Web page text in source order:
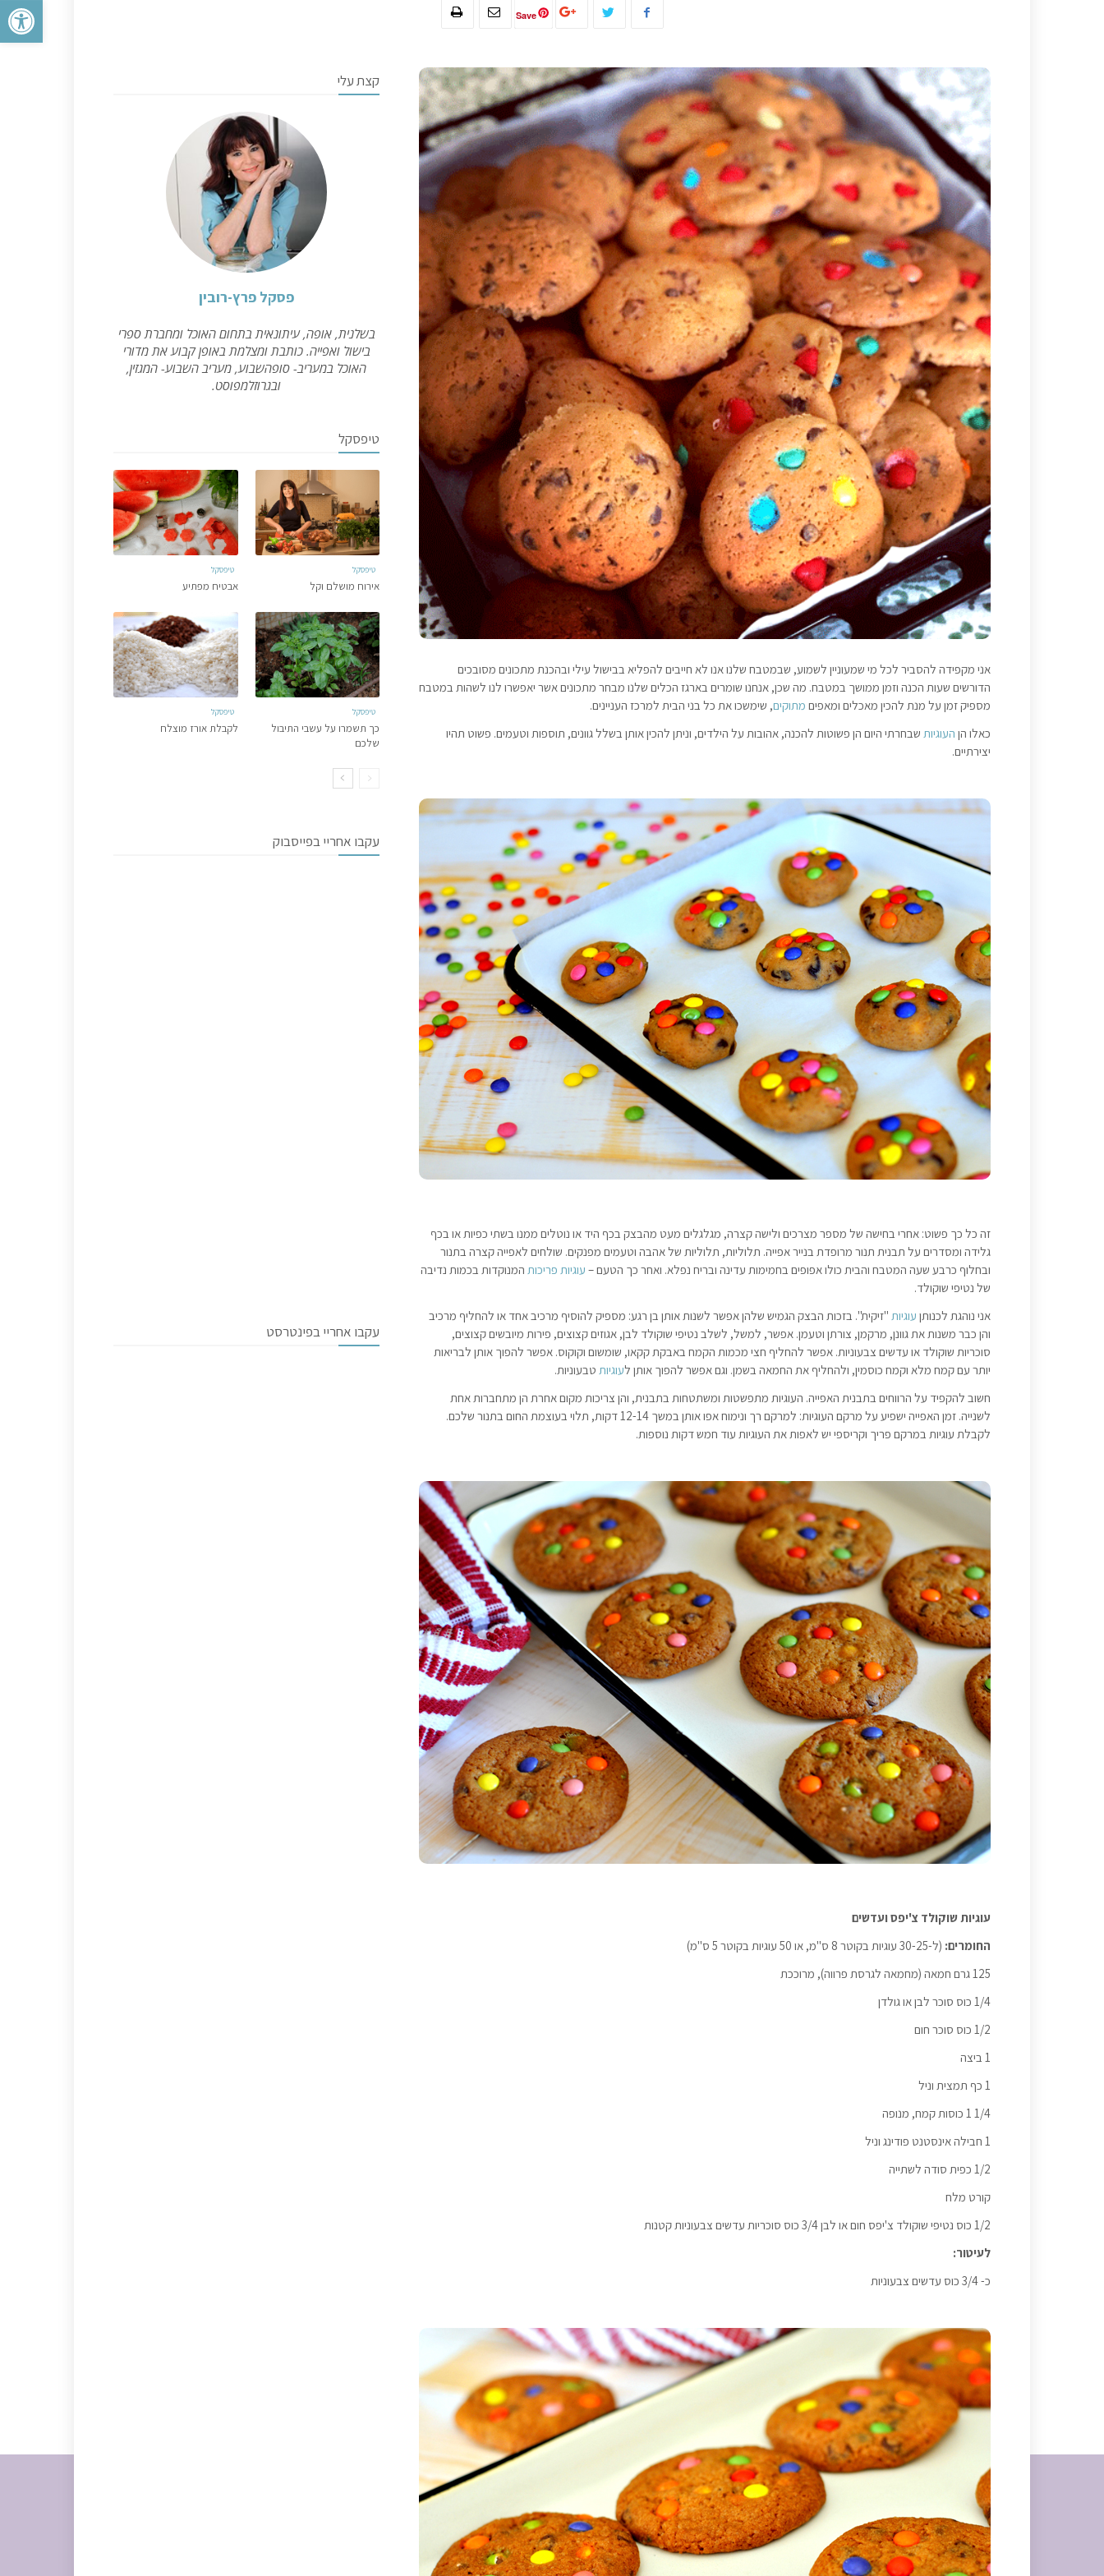
פתח Save
אני מקפידה להסביר לכל מי שמעוניין לשמוע, שבמטבח שלנו אנו לא חייבים להפליא בבישול עילי ובהכנת מתכונים מסובכים
הדורשים שעות הכנה וזמן ממושך במטבח. מה שכן, אנחנו שומרים בארגז הכלים שלנו מבחר מתכונים אשר יאפשרו לנו לשהות במטבח
מספיק זמן על מנת להכין מאכלים ומאפים מתוקים, שימשכו את כל בני הבית למרכז העניינים.
כאלו הן העוגיות שבחרתי היום הן פשוטות להכנה, אהובות על הילדים, וניתן להכין אותן בשלל גוונים, תוספות וטעמים. פשוט תהיו
יצירתיים.
זה כל כך פשוט: אחרי בחישה של מספר מצרכים ולישה קצרה, מגלגלים מעט מהבצק בכף היד או נוטלים ממנו בשתי כפיות או בכף
גלידה ומסדרים על תבנית תנור מרופדת בנייר אפייה. תלוליות, תלוליות של אהבה וטעמים מפנקים. שולחים לאפייה קצרה בתנור
ובחלוף כרבע שעה המטבח והבית כולו אפופים בחמימות עדינה ובריח נפלא. ואחר כך הטעם – עוגיות פריכות המנוקדות בכמות נדיבה
של נטיפי שוקולד.
אני נוהגת לכנותן עוגיות "זיקית". בזכות הבצק הגמיש שלהן אפשר לשנות אותן בן רגע: מספיק להוסיף מרכיב אחד או להחליף מרכיב
והן כבר משנות את גוונן, מרקמן, צורתן וטעמן. אפשר, למשל, לשלב נטיפי שוקולד לבן, אגוזים קצוצים, פירות מיובשים קצוצים,
סוכריות שוקולד או עדשים צבעוניות. אפשר להחליף חצי מכמות הקמח באבקת קקאו, שומשום וקוקוס. אפשר להפוך אותן לבריאות
יותר עם קמח מלא וקמח כוסמין, ולהחליף את החמאה בשמן. וגם אפשר להפוך אותן לעוגיות טבעוניות.
חשוב להקפיד על הרווחים בתבנית האפייה. העוגיות מתפשטות ומשתטחות בתבנית, והן צריכות מקום אחרת הן מתחברות אחת
לשנייה. זמן האפייה ישפיע על מרקם העוגיות: למרקם רך ונימוח אפו אותן במשך 12-14 דקות, תלוי בעוצמת החום בתנור שלכם.
לקבלת עוגיות במרקם פריך וקריספי יש לאפות את העוגיות עוד חמש דקות נוספות.
עוגיות שוקולד צ'יפס ועדשים
החומרים: (ל-30-25 עוגיות בקוטר 8 ס"מ, או 50 עוגיות בקוטר 5 ס"מ)
125 גרם חמאה (מחמאה לגרסת פרווה), מרוככת
1/4 כוס סוכר לבן או גולדן
1/2 כוס סוכר חום
1 ביצה
1 כף תמצית וניל
1/4 1 כוסות קמח, מנופה
1 חבילה אינסטנט פודינג וניל
1/2 כפית סודה לשתייה
קורט מלח
1/2 כוס נטיפי שוקולד צ'יפס חום או לבן 3/4 כוס סוכריות עדשים צבעוניות קטנות
לעיטור:
כ- 3/4 כוס עדשים צבעוניות
קצת עלי
פסקל פרץ-רובין
בשלנית, אופה, עיתונאית בתחום האוכל ומחברת ספרי
בישול ואפייה. כותבת ומצלמת באופן קבוע את מדורי
האוכל במעריב- סופהשבוע, מעריב השבוע- המגזין,
ובגרוזלמפוסט.
טיפסקל
טיפסקל
אירוח מושלם וקל
טיפסקל
אבטיח מפתיע
טיפסקל
כך תשמרו על עשבי התיבול
שלכם
טיפסקל
לקבלת אורז מוצלח
עקבו אחריי בפייסבוק
עקבו אחריי בפינטרסט